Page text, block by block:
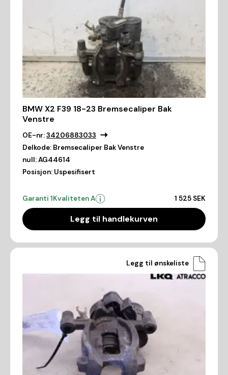
BMW X2 F39 18-23 Bremsecaliper Bak
Venstre
OE-nr:34206883033
Delkode: Bremsecaliper Bak Venstre
null:AG44614
Posisjon: Uspesifisert
Garanti 1Kvaliteten A 1 525 SEK
Legg til handlekurven
Legg til ønskeliste